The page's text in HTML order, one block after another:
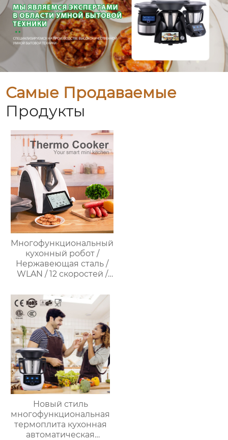
Самые Продаваемые
Продукты
Многофункциональный
кухонный робот /
Нержавеющая сталь /
WLAN / 12 скоростей /
Программируемый /
Предустановленные
рецепты / Миксер
Новый стиль
многофункциональная
термоплита кухонная
автоматическая